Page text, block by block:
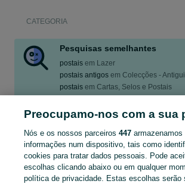
CATEGORIA
Pesquisas semelhantes
postais em Lazer
postais antigos em Colecções -
postais em Cartas, Selos e Postais
postais do alentejo
em Lazer
Preocupamo-nos com a sua
Nós e os nossos parceiros 447armazenamos
informações num dispositivo, tais como
cookies para tratar dados pessoais. Pode
escolhas clicando abaixo ou em qualquer
política de privacidade. Estas escolhas serão